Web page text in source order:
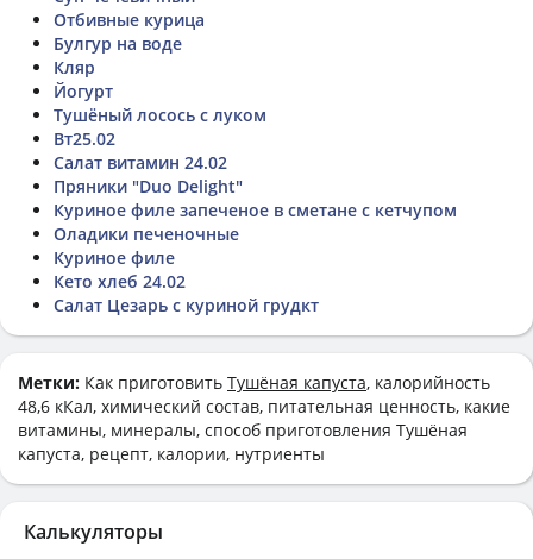
Отбивные курица
Булгур на воде
Кляр
Йогурт
Тушёный лосось с луком
Вт25.02
Салат витамин 24.02
Пряники "Duo Delight"
Куриное филе запеченое в сметане с кетчупом
Оладики печеночные
Куриное филе
Кето хлеб 24.02
Салат Цезарь с куриной грудкт
Метки: Как приготовить Тушёная капуста, калорийность
48,6 кКал, химический состав, питательная ценность, какие
витамины, минералы, способ приготовления Тушёная
капуста, рецепт, калории, нутриенты
Калькуляторы